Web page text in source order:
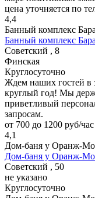
цена уточняется по
4,4
Банный комплекс
Банный комплекс
Советский , 8
Финская
Круглосуточно
Ждем наших гостей в
круглый год! Мы
приветливый
запросам.
от 700 до 1200 руб/час
4,1
Дом-баня у Оранж-
Дом-баня у Оранж-
Советский , 50
не указано
Круглосуточно